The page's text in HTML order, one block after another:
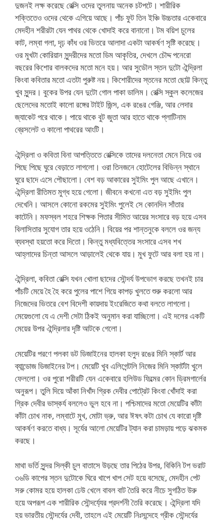
দুজনই লক্ষ করেছে রেক্সি ওদের তুলনায় অনেক চটপটে। শারীরিক
শক্তিতেও ওদের থেকে এগিয়ে আছে। পাঁচ ফুট তিন ইঞ্চি উচ্চতার একেবারে
মেদহীন শরীরটা যেন পাথর থেকে খোদাই করে বানানো। টম বয়িশ চুলের
কাট, লম্বা গলা, দৃঢ় কাঁধ ওর ভিতরে আলাদা একটা আকর্ষণ সৃষ্টি করেছে।
ওর মুখটা কোরিয়ান সুন্দরীদের মতো ডিম আকৃতির, দেখলে চৌদ্দ পনেরো
বছরের কিশোর বালকদের মতো মনে হয়। আর সুডৌল স্তন দুটো ঐন্দ্রিলা
কিংবা কবিতার মতো এতটা পুরুষ্ট নয়। কিশোরীদের স্তনের মতো ছোট্ট কিন্তু
খুব সুন্দর। বুকের উপর যেন দুটো গোল পাকা ডালিম। রেক্সি স্কুল কলেজের
ছেলেদের মতোই কালো রঙ্গের টাইট জিন্স, এক রঙের গেঞ্জি, আর লেদার
জ্যাকেট পরে থাকে। পায়ে থাকে বুট জুতা আর হাতে থাকে প্লাটিনাম
ব্রেসলেট ও কালো পাথরের আংটি।
ঐন্দ্রিলা ও কবিতা বিনা আপত্তিতে রেক্সিকে তাদের দলনেতা মেনে নিয়ে ওর
পিছে পিছে ঘুরে বেড়াতে লাগলো। ওরা তিনজনে হোটেলের বিভিন্ন স্থানে
ঘুরে ছাদে এসে পৌছালো। বেশ বড় আকারের সুইমিং পুল আছে এখানে।
ঐন্দ্রিলা রীতিমত মুগ্ধ হয়ে গেলো। জীবনে কখনো এত বড় সুইমিং পুল
দেখেনি। আসলে কোনো রকমের সুইমিং পুলেই সে কোনদিন সাঁতার
কাটেনি। মফস্বল শহরে শিক্ষক পিতার সীমিত আয়ের সংসারে বড় হয়ে এসব
বিলাসিতার সুযোগ তার হয়ে ওঠেনি। বিয়ের পর শান্তনুকে বললে ওর জন্য
ব্যবস্থা হয়তো করে দিতো। কিন্তু মধ্যবিত্তের সংসারে এসব শখ
আহ্লাদের চিন্তা আসলে আড়ালেই থেকে যায়। মুখ ফুটে আর বলা হয় না।
ঐন্দ্রিলা, কবিতা রেক্সি যখন খোলা ছাদের সৌন্দর্য উপভোগ করছে তখনই চার
পাঁচটি মেয়ে হৈ হৈ করে পুলের পাশে গিয়ে কাপড় খুলতে শুরু করলো আর
নিজেদের ভিতরে বেশ বিদেশী কায়দায় ইংরেজিতে কথা বলতে লাগলো।
মেয়েগুলো যে এ দেশী সেটা ঠিকই অনুমান করা যাচ্ছিলো। এই দলের একটি
মেয়ের উপর ঐন্দ্রিলার দৃষ্টি আটকে গেলো।
মেয়েটির পরণে পলকা ডট ডিজাইনের হালকা হলুদ রঙের মিনি স্কার্ট আর
ব্যান্ডোজ ডিজাইনের টপ। মেয়েটি খুব এলিগেন্টলি নিজের মিনি স্কার্টটা খুলে
ফেললো। ওর পুরো শরীরটি যেন একেবারে হলিউড ফিল্মের কোন ড্রিমগার্লের
অনুরূপ। তুলি দিয়ে আঁকা নিখাঁদ গ্রিক দেবীর পোট্রেট কিংবা খোঁদাই করা
গ্রিক দেবীর ভাস্কর্য বললেও ভুল হবে না। পশ্চিমাদের মতো মেয়েটির কাঁটা
কাঁটা চোখ নাক, লম্বাটে মুখ, মোটা ভ্রু, আর ঈষৎ কটা চোখ যে কারো দৃষ্টি
আকর্ষণ করতে বাধ্য। সূর্যের আলো মেয়েটির ট্যান করা চামড়ায় পড়ে ঝকমক
করছে।
মাথা ভর্তি সুন্দর সিল্কী চুল বাতাসে উড়ছে তার পিঠের উপর, বিকিনি টপ ভরাট
৩৬ডি কাপের স্তন দুটোকে ঘিরে খাপে খাপ সেট হয়ে বসেছে, মেদহীন পেট
সরু কোমর হয়ে হালকা ঢেউ খেলে বাবল বাট তৈরি করে নীচে সুগঠিত উরু
হয়ে অপরূপ এক শারীরিক সৌন্দর্য্যের প্রদর্শনী তৈরি করেছে। ঐন্দ্রিলা যদি
হয় ভারতীয় সৌন্দর্যের দেবী, তাহলে এই মেয়েটি নিঃসন্দেহে গ্রীক সৌন্দর্যের